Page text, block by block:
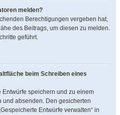
melden?
Berechtigungen vergeben hat,
des Beitrags, um diesen zu melden.
geführt.
beim Schreiben eines
speichern und zu einem
absenden. Den gesicherten
Entwürfe verwalten“ in